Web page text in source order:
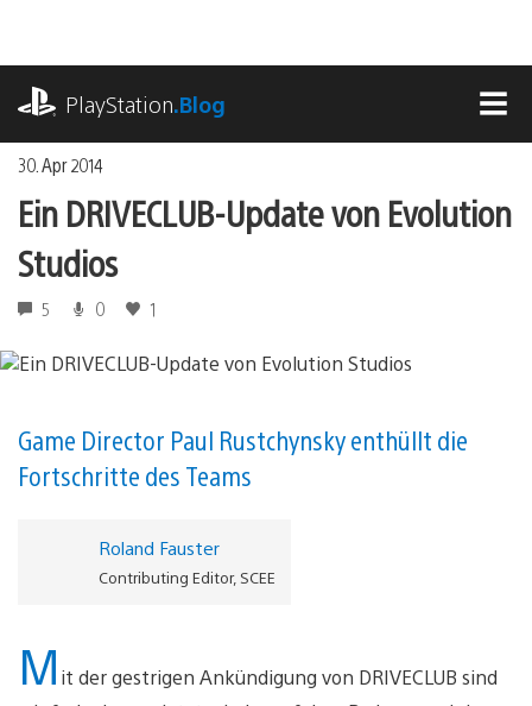
springen
PlayStation.Blog
30. Apr 2014
Ein DRIVECLUB-Update von Evolution
Studios
5 0 1
Game Director Paul Rustchynsky enthüllt die
Fortschritte des Teams
Roland Fauster
Contributing Editor, SCEE
M it der gestrigen Ankündigung von DRIVECLUB sind